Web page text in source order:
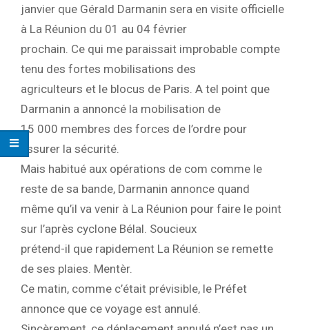
janvier que Gérald Darmanin sera en visite officielle
à La Réunion du 01 au 04 février
prochain. Ce qui me paraissait improbable compte
tenu des fortes mobilisations des
agriculteurs et le blocus de Paris. A tel point que
Darmanin a annoncé la mobilisation de
15 000 membres des forces de l’ordre pour
assurer la sécurité.
Mais habitué aux opérations de com comme le
reste de sa bande, Darmanin annonce quand
même qu’il va venir à La Réunion pour faire le point
sur l’après cyclone Bélal. Soucieux
prétend-il que rapidement La Réunion se remette
de ses plaies. Mentèr.
Ce matin, comme c’était prévisible, le Préfet
annonce que ce voyage est annulé.